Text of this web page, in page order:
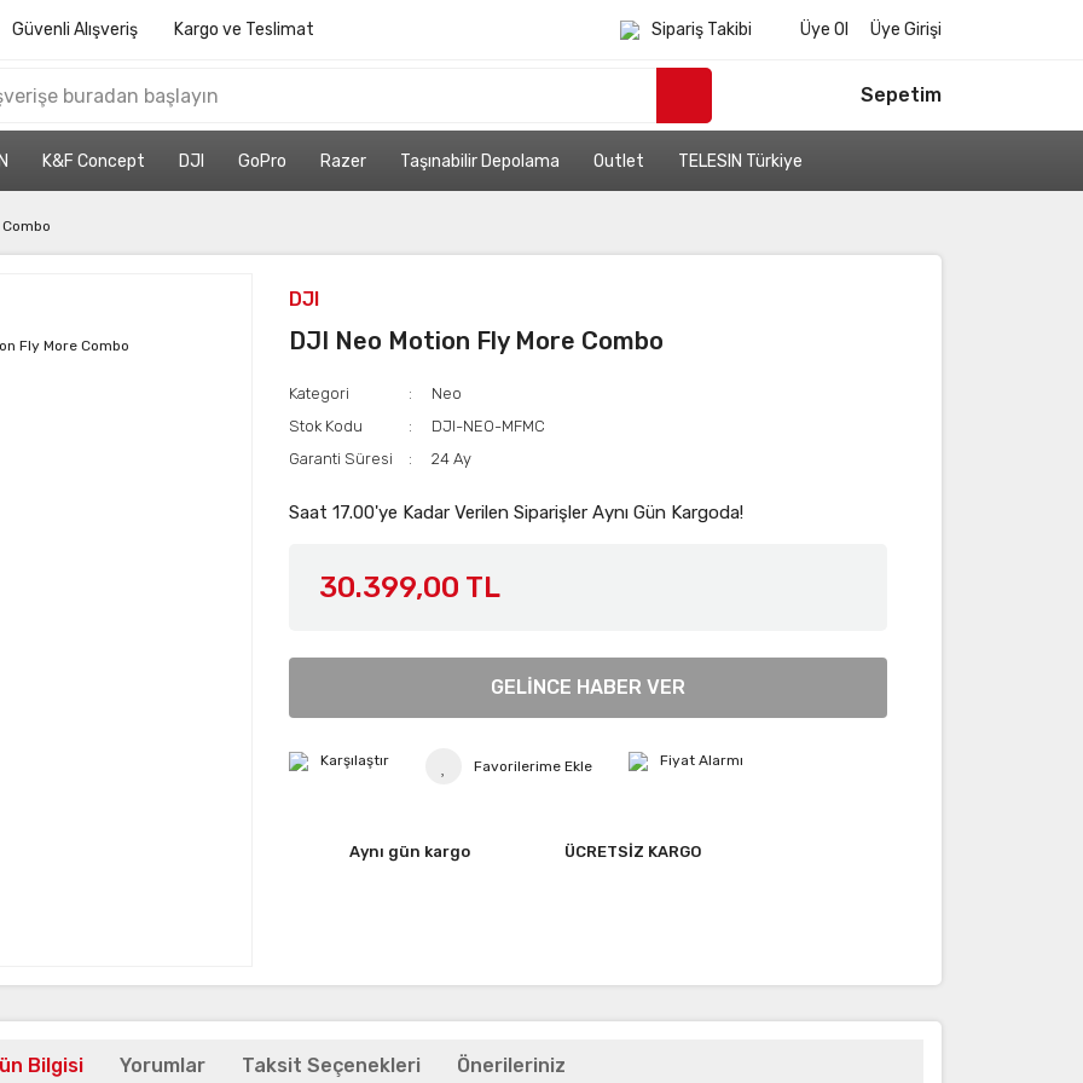
Güvenli Alışveriş Kargo ve Teslimat Sipariş Takibi Üye Ol Üye Girişi
Sepetim
K&F Concept DJI GoPro Razer Taşınabilir Depolama Outlet TELESIN Türkiye
DJI
DJI Neo Motion Fly More Combo
Kategori
Neo
Stok Kodu
DJI-NEO-MFMC
Garanti Süresi
24 Ay
Saat 17.00'ye Kadar Verilen Siparişler Aynı Gün Kargoda!
30.399,00 TL
GELİNCE HABER VER
Karşılaştır Fiyat Alarmı
Aynı gün kargo ÜCRETSİZ KARGO
Bilgisi Yorumlar Taksit Seçenekleri Önerileriniz